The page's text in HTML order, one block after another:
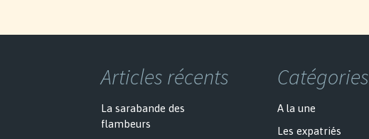
Articles récents
La sarabande des
flambeurs
Catégories
A la une
Les expatriés